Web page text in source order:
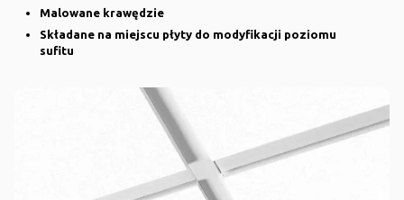
Malowane krawędzie
Składane na miejscu płyty do modyfikacji poziomu
sufitu